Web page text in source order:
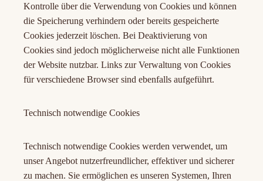
Kontrolle über die Verwendung von Cookies und können
die Speicherung verhindern oder bereits gespeicherte
Cookies jederzeit löschen. Bei Deaktivierung von
Cookies sind jedoch möglicherweise nicht alle Funktionen
der Website nutzbar. Links zur Verwaltung von Cookies
für verschiedene Browser sind ebenfalls aufgeführt.
Technisch notwendige Cookies
Technisch notwendige Cookies werden verwendet, um
unser Angebot nutzerfreundlicher, effektiver und sicherer
zu machen. Sie ermöglichen es unseren Systemen, Ihren